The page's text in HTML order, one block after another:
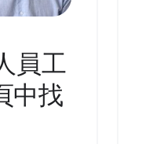
員工
中找